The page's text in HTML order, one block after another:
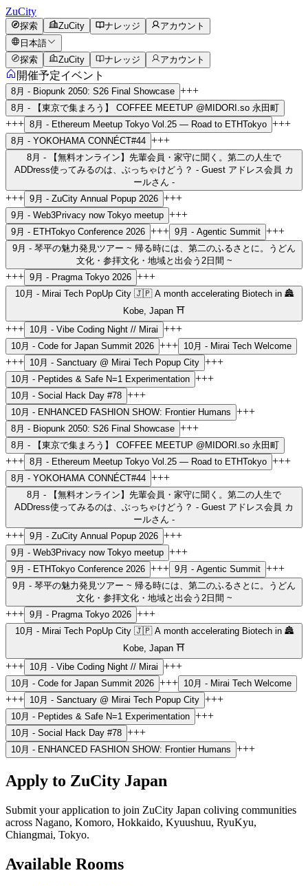
ZuCity
探索 ZuCity ナレッジ
アカウント
日本語
探索
ZuCity ナレッジ アカウント
開催予定イベント
8月 - Biopunk 2050: S26 Final Showcase +++
8月 - 【東京で集まろう】 COFFEE MEETUP @MIDORI.so 永田町
+++ 8月 - Ethereum Meetup Tokyo Vol.25 — Road to ETHTokyo +++
8月 - YOKOHAMA CONNÉCT#44 +++
8月 -
【無料オンライン】先輩会員・家守に聞く。第二の人生で
ADDress使ってみるのは、ぶっちゃけどう？ - Guest アドレス会員 カ
ールさん -
+++ 9月 - ZuCity Annual Popup 2026 +++
9月 - Web3Privacy now Tokyo meetup +++
9月 - ETHTokyo Conference 2026 +++ 9月 - Agentic Summit +++
9月 - 琴平の魅力発見ツアー ~ 帰る時には、第二のふるさとに。うどん
文化・参拝文化・地域と出会う2日間 ~
+++ 9月 - Pragma Tokyo 2026 +++
10月 - Mirai Tech PopUp City 🇯🇵 A month accelerating Biotech in 🏯
Kobe, Japan ⛩️
+++ 10月 - Vibe Coding Night // Mirai +++
10月 - Code for Japan Summit 2026 +++ 10月 - Mirai Tech Welcome
+++ 10月 - Sanctuary @ Mirai Tech Popup City +++
10月 - Peptides & Safe N=1 Experimentation +++
10月 - Social Hack Day #78 +++
10月 - ENHANCED FASHION SHOW: Frontier Humans +++
8月 - Biopunk 2050: S26 Final Showcase +++
8月 - 【東京で集まろう】 COFFEE MEETUP @MIDORI.so 永田町
+++ 8月 - Ethereum Meetup Tokyo Vol.25 — Road to ETHTokyo +++
8月 - YOKOHAMA CONNÉCT#44 +++
8月 -
【無料オンライン】先輩会員・家守に聞く。第二の人生で
ADDress使ってみるのは、ぶっちゃけどう？ - Guest アドレス会員 カ
ールさん -
+++ 9月 - ZuCity Annual Popup 2026 +++
9月 - Web3Privacy now Tokyo meetup +++
9月 - ETHTokyo Conference 2026 +++ 9月 - Agentic Summit +++
9月 - 琴平の魅力発見ツアー ~ 帰る時には、第二のふるさとに。うどん
文化・参拝文化・地域と出会う2日間 ~
+++ 9月 - Pragma Tokyo 2026 +++
10月 - Mirai Tech PopUp City 🇯🇵 A month accelerating Biotech in 🏯
Kobe, Japan ⛩️
+++ 10月 - Vibe Coding Night // Mirai +++
10月 - Code for Japan Summit 2026 +++ 10月 - Mirai Tech Welcome
+++ 10月 - Sanctuary @ Mirai Tech Popup City +++
10月 - Peptides & Safe N=1 Experimentation +++
10月 - Social Hack Day #78 +++
10月 - ENHANCED FASHION SHOW: Frontier Humans +++
Apply to ZuCity Japan
Submit your application to join ZuCity Japan coliving communities
across Nagano, Komoro, Hokkaido, Kyuushuu, RyuKyu,
Chiangmai, Tokyo.
Available Rooms